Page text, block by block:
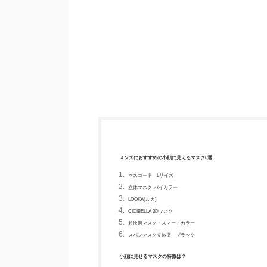
メンズにおすすめの小顔に見えるマスク6選
マスコード Lサイズ
立体マスク-バイカラー
LOOKA(ルカ)
CICIBELLA 3Dマスク
超快適マスク・スマートカラー
スパンマスク立体型 ブラック
小顔に見せるマスクの特徴は？